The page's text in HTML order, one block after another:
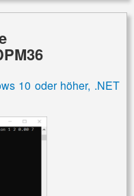
10 oder höher, .NET